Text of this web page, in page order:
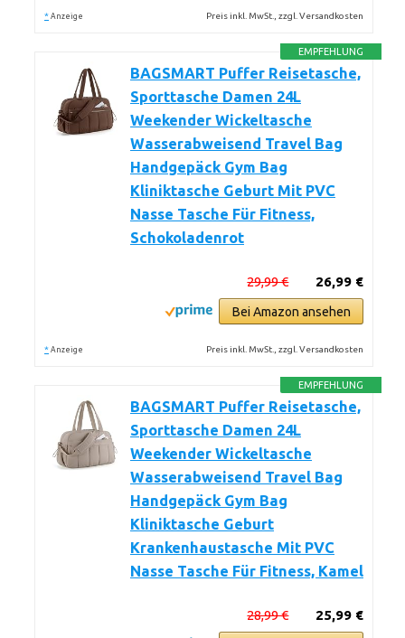
* Anzeige Preis inkl. MwSt., zzgl. Versandkosten
EMPFEHLUNG
BAGSMART Puffer Reisetasche,
Sporttasche Damen 24L
Weekender Wickeltasche
Wasserabweisend Travel Bag
Handgepäck Gym Bag
Kliniktasche Geburt Mit PVC
Nasse Tasche Für Fitness,
Schokoladenrot
26,99 €
29,99 €
Bei Amazon ansehen
* Anzeige Preis inkl. MwSt., zzgl. Versandkosten
EMPFEHLUNG
BAGSMART Puffer Reisetasche,
Sporttasche Damen 24L
Weekender Wickeltasche
Wasserabweisend Travel Bag
Handgepäck Gym Bag
Kliniktasche Geburt
Krankenhaustasche Mit PVC
Nasse Tasche Für Fitness, Kamel
25,99 €
28,99 €